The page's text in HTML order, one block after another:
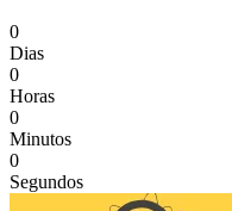
0
Dias
0
Horas
0
Minutos
0
Segundos